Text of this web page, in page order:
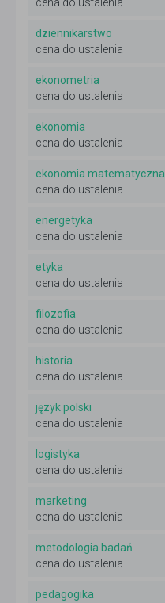
dziennikarstwo
cena do ustalenia
ekonometria
cena do ustalenia
ekonomia
cena do ustalenia
ekonomia matematyczna
cena do ustalenia
energetyka
cena do ustalenia
etyka
cena do ustalenia
filozofia
cena do ustalenia
historia
cena do ustalenia
język polski
cena do ustalenia
logistyka
cena do ustalenia
marketing
cena do ustalenia
metodologia badań
cena do ustalenia
pedagogika